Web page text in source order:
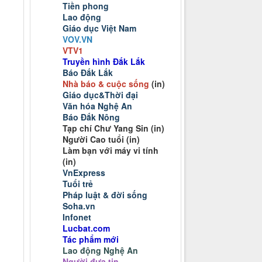
Tiền phong
Lao động
Giáo dục Việt Nam
VOV.VN
VTV1
Truyền hình Đắk Lắk
Báo Đắk Lắk
Nhà báo & cuộc sống (in)
Giáo dục&Thời đại
Văn hóa Nghệ An
Báo Đắk Nông
Tạp chí Chư Yang Sin (in)
Người Cao tuổi (in)
Làm bạn với máy vi tính
(in)
VnExpress
Tuổi trẻ
Pháp luật & đời sống
Soha.vn
Infonet
Lucbat.com
Tác phẩm mới
Lao động Nghệ An